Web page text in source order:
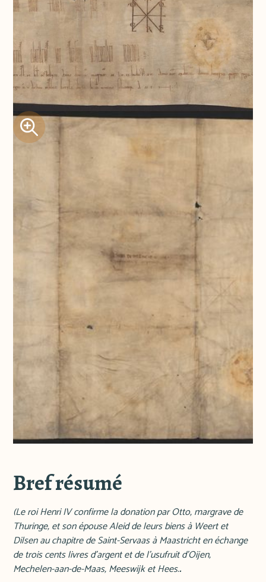
Bref résumé
(Le roi Henri IV confirme la donation par Otto, margrave de
Thuringe, et son épouse Aleid de leurs biens à Weert et
Dilsen au chapitre de Saint-Servaas à Maastricht en échange
de trois cents livres d'argent et de l'usufruit d'Oijen,
Mechelen-aan-de-Maas, Meeswijk et Hees..